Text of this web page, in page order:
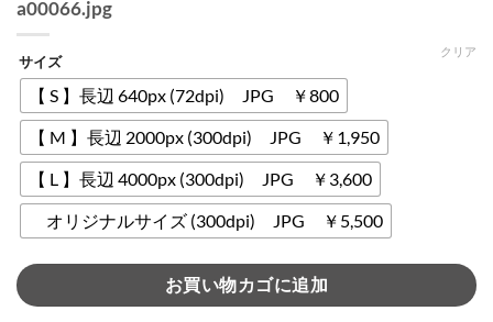
a00066.jpg
サイズ
【 S 】長辺 640px (72dpi) JPG ￥800
【 M 】長辺 2000px (300dpi) JPG ￥1,950
【 L 】長辺 4000px (300dpi) JPG ￥3,600
オリジナルサイズ (300dpi) JPG ￥5,500
クリア
お買い物カゴに追加